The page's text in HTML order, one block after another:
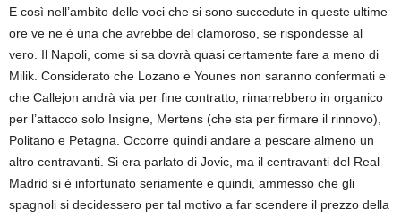
E così nell’ambito delle voci che si sono succedute in queste ultime
ore ve ne è una che avrebbe del clamoroso, se rispondesse al
vero. Il Napoli, come si sa dovrà quasi certamente fare a meno di
Milik. Considerato che Lozano e Younes non saranno confermati e
che Callejon andrà via per fine contratto, rimarrebbero in organico
per l’attacco solo Insigne, Mertens (che sta per firmare il rinnovo),
Politano e Petagna. Occorre quindi andare a pescare almeno un
altro centravanti. Si era parlato di Jovic, ma il centravanti del Real
Madrid si è infortunato seriamente e quindi, ammesso che gli
spagnoli si decidessero per tal motivo a far scendere il prezzo della